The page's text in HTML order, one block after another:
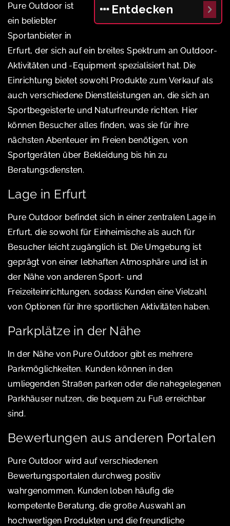
Entdecken
Pure Outdoor ist
ein beliebter
Sportanbieter in
Erfurt, der sich auf ein breites Spektrum an Outdoor-
Aktivitäten und -Equipment spezialisiert hat. Die
Einrichtung bietet sowohl Produkte zum Verkauf als
auch verschiedene Dienstleistungen an, die sich an
Sportbegeisterte und Naturfreunde richten. Hier
können Besucher alles finden, was sie für ihre
nächsten Abenteuer im Freien benötigen, von
Sportgeräten über Bekleidung bis hin zu
Beratungsdiensten.
Lage in Erfurt
Pure Outdoor befindet sich in einer zentralen Lage in
Erfurt, die sowohl für Einheimische als auch für
Besucher leicht zugänglich ist. Die Umgebung ist
geprägt von einer lebhaften Atmosphäre und ist in
der Nähe von anderen Sport- und
Freizeiteinrichtungen, sodass Kunden eine Vielzahl
von Optionen für ihre sportlichen Aktivitäten haben.
Parkplätze in der Nähe
In der Nähe von Pure Outdoor gibt es mehrere
Parkmöglichkeiten. Kunden können in den
umliegenden Straßen parken oder die nahegelegenen
Parkhäuser nutzen, die bequem zu Fuß erreichbar
sind.
Bewertungen aus anderen Portalen
Pure Outdoor wird auf verschiedenen
Bewertungsportalen durchweg positiv
wahrgenommen. Kunden loben häufig die
kompetente Beratung, die große Auswahl an
hochwertigen Produkten und die freundliche